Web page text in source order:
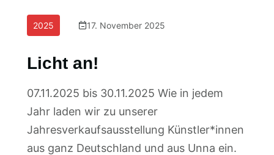
2025 17. November 2025
Licht an!
07.11.2025 bis 30.11.2025 Wie in jedem
Jahr laden wir zu unserer
Jahresverkaufsausstellung Künstler*innen
aus ganz Deutschland und aus Unna ein.